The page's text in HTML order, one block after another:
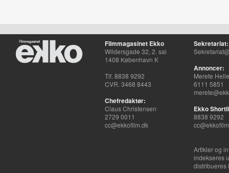
Filmmagasinet Ekko
Wildersgade 32, 2. sal
1408 København K
Tlf. 8838 9292
CVR. 3468 8443
Chefredaktør:
Claus Christensen
2729 0011
cc@ekkofilm.dk
Sekretariat:
Annoncer:
Merete
6111 5851
Ekko
8838 9292
Artikler og
indekseres
distribueres